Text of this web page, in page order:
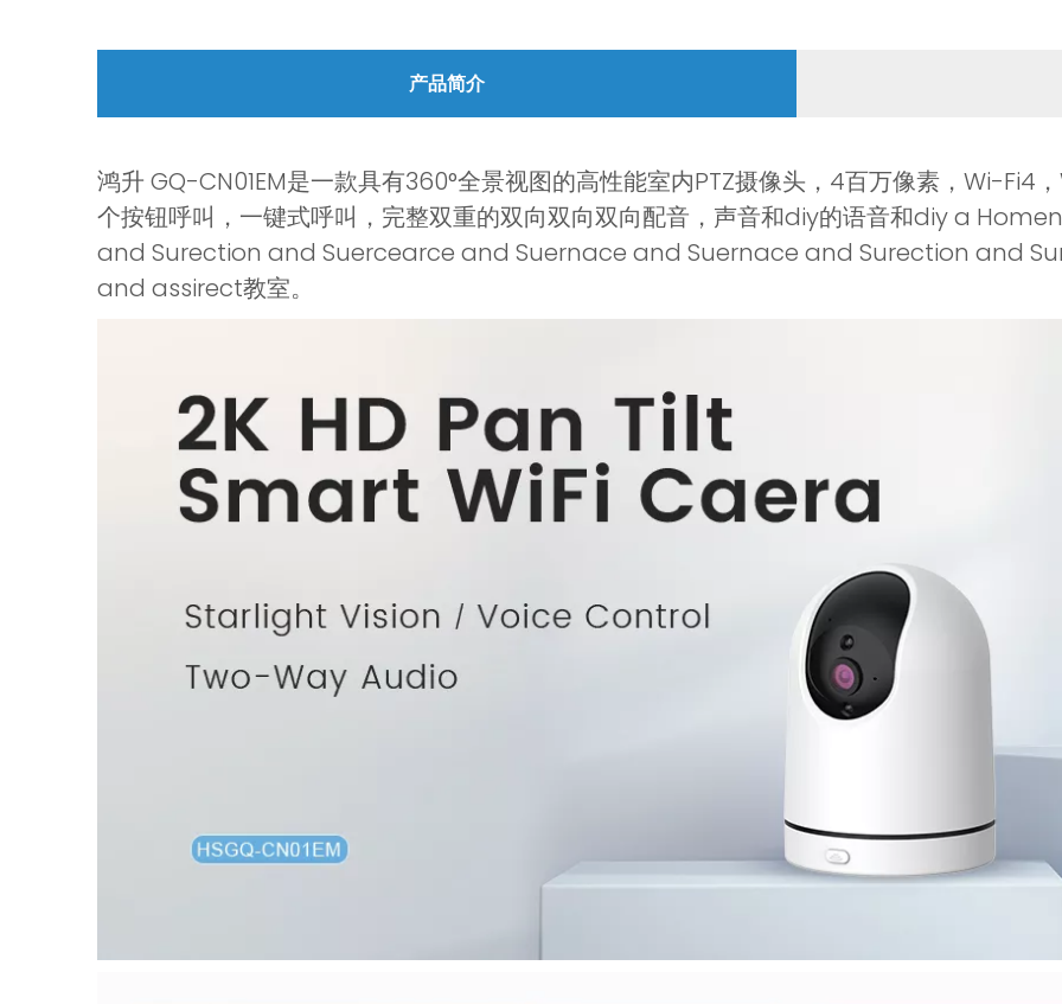
产品简介
鸿升 GQ-CN01EM是一款具有360°全景视图的高性能室内PTZ摄像头，4百万像素，Wi-Fi4
个按钮呼叫，一键式呼叫，完整双重的双向双向双向配音，声音和diy的语音和diy a
and Surection and Suercearce and Suernace and Suernace and Surection and
and assirect教室。